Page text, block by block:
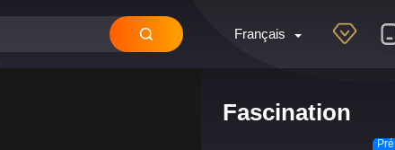
Français
Fascination
Pré